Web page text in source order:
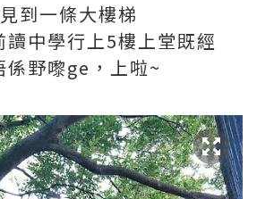
到一條大樓梯
讀中學行上5樓上堂既經
野嚟ge，上啦~